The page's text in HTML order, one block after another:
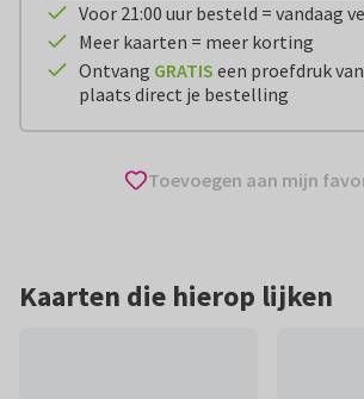
Voor 21:00 uur besteld = vandaag
Meer kaarten = meer korting
Ontvang GRATIS een proefdruk
plaats direct je bestelling
Toevoegen aan mijn
Kaarten die hierop lijken